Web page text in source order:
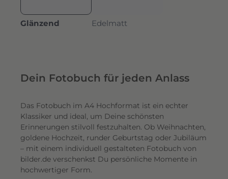
Glänzend Edelmatt
Dein Fotobuch für jeden Anlass
Das Fotobuch im A4 Hochformat ist ein echter
Klassiker und ideal, um Deine schönsten
Erinnerungen stilvoll festzuhalten. Ob Weihnachten,
goldene Hochzeit, runder Geburtstag oder Jubiläum
– mit einem individuell gestalteten Fotobuch von
bilder.de verschenkst Du persönliche Momente in
hochwertiger Form.